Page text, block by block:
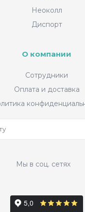
Неоколл
Диспорт
О компании
Сотрудники
Оплата и доставка
Мы в соц. сетях